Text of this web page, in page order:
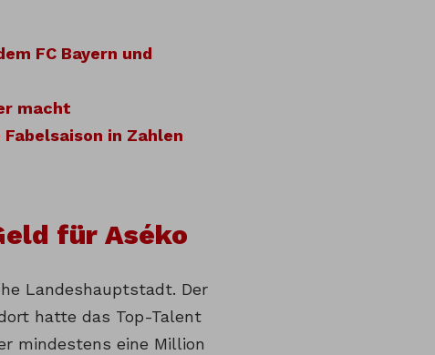
FC Bayern und
macht
in Zahlen
für Aséko
Landeshauptstadt. Der
hatte das Top-Talent
mindestens eine Million